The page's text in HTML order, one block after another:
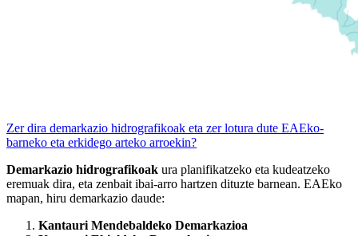
Zer dira demarkazio hidrografikoak eta zer lotura dute EAEko-
barneko eta erkidego arteko arroekin?
Demarkazio hidrografikoak ura planifikatzeko eta kudeatzeko
eremuak dira, eta zenbait ibai-arro hartzen dituzte barnean. EAEko
mapan, hiru demarkazio daude:
Kantauri Mendebaldeko Demarkazioa